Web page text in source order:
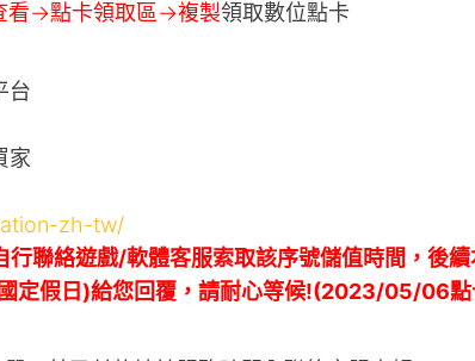
->點卡領取區->複製領取數位點卡
台
家
zh-tw/
聯絡遊戲/軟體客服索取該序號儲值時間，後
定假日)給您回覆，請耐心等候!(2023/05/06